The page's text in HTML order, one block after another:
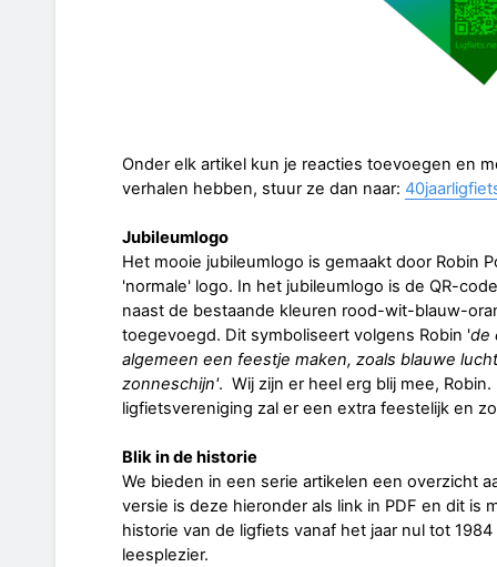
Onder elk artikel kun je reacties toevoegen en
verhalen hebben, stuur ze dan naar:
Jubileumlogo
Het mooie jubileumlogo is gemaakt door Robin
'normale' logo. In het jubileumlogo is de QR-
naast de bestaande kleuren rood-wit-blauw-
toegevoegd. Dit symboliseert volgens Robin 'de
algemeen een feestje maken, zoals blauwe
zonneschijn'. Wij zijn er heel erg blij mee,
ligfietsvereniging zal er een extra feestelijk en
Blik in de historie
We bieden in een serie artikelen een overzicht
versie is deze hieronder als link in PDF en dit
historie van de ligfiets vanaf het jaar nul tot
leesplezier.